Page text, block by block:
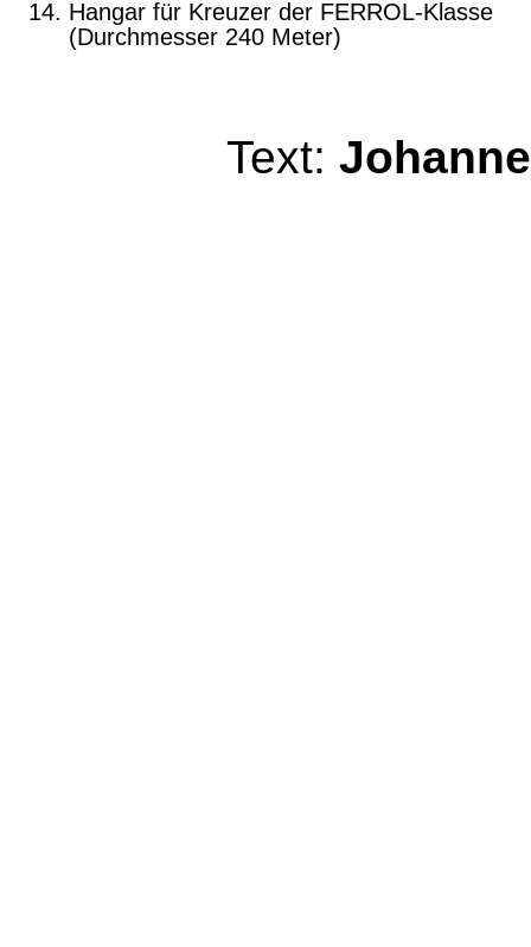
Hangar für Kreuzer der FERROL-Klasse
(Durchmesser 240 Meter)
Text: